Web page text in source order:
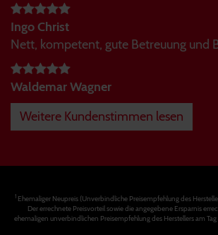
Ingo Christ
Nett, kompetent, gute Betreuung und
Waldemar Wagner
Weitere Kundenstimmen lesen
1Ehemaliger Neupreis (Unverbindliche Preisempfehlung des
Der errechnete Preisvorteil sowie die angegebene Ersparnis
ehemaligen unverbindlichen Preisempfehlung des Herstellers am Tag